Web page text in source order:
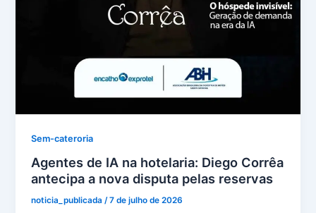
Sem-cateroria
Agentes de IA na hotelaria: Diego Corrêa
antecipa a nova disputa pelas reservas
noticia_publicada/7 de julho de 2026